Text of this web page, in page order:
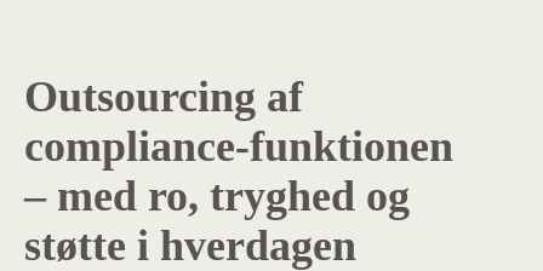
Outsourcing af
compliance-funktionen
– med ro, tryghed og
støtte i hverdagen